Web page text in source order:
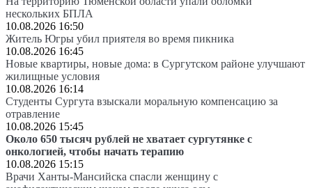
нескольких БПЛА
10.08.2026 16:50
Житель Югры убил приятеля во время пикника
10.08.2026 16:45
Новые квартиры, новые дома: в Сургутском районе улучшают
жилищные условия
10.08.2026 16:14
Студенты Сургута взыскали моральную компенсацию за
отравление
10.08.2026 15:45
Около 650 тысяч рублей не хватает сургутянке с
онкологией, чтобы начать терапию
10.08.2026 15:15
Врачи Ханты-Мансийска спасли женщину с